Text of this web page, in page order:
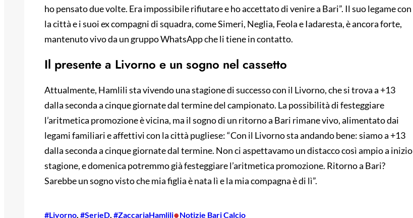
ho pensato due volte. Era impossibile rifiutare e ho accettato di venire a Bari”. Il suo legame con
la città e i suoi ex compagni di squadra, come Simeri, Neglia, Feola e Iadaresta, è ancora forte,
mantenuto vivo da un gruppo WhatsApp che li tiene in contatto.
Il presente a Livorno e un sogno nel cassetto
Attualmente, Hamlili sta vivendo una stagione di successo con il Livorno, che si trova a +13
dalla seconda a cinque giornate dal termine del campionato. La possibilità di festeggiare
l’aritmetica promozione è vicina, ma il sogno di un ritorno a Bari rimane vivo, alimentato dai
legami familiari e affettivi con la città pugliese: “Con il Livorno sta andando bene: siamo a +13
dalla seconda a cinque giornate dal termine. Non ci aspettavamo un distacco così ampio a inizio
stagione, e domenica potremmo già festeggiare l’aritmetica promozione. Ritorno a Bari?
Sarebbe un sogno visto che mia figlia è nata lì e la mia compagna è di lì”.
#Livorno, #SerieD, #ZaccariaHamlili•Notizie Bari Calcio